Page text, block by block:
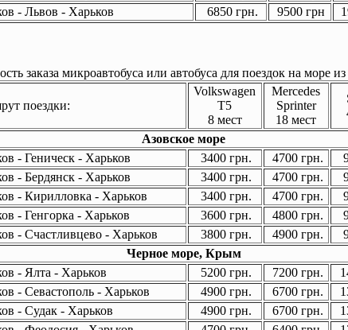
- Львов - Харьков
6850 грн. 9500 грн
заказа микроавтобуса или автобуса для поездок на море
поездки:
Volkswagen
T5
8 мест
Mercedes
Sprinter
18 мест
Азовское море
- Геническ - Харьков
3400 грн. 4700 грн.
- Бердянск - Харьков
3400 грн. 4700 грн.
- Кирилловка - Харьков
3400 грн. 4700 грн.
- Генгорка - Харьков
3600 грн. 4800 грн.
- Счастливцево - Харьков
3800 грн. 4900 грн.
Черное море, Крым
- Ялта - Харьков
5200 грн. 7200 грн.
- Севастополь - Харьков
4900 грн. 6700 грн.
- Судак - Харьков
4900 грн. 6700 грн.